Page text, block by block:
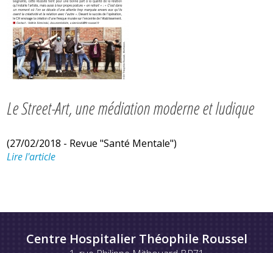
Le Street-Art, une médiation moderne et ludique
(27/02/2018 - Revue "Santé Mentale")
Lire l'article
Centre Hospitalier Théophile Roussel